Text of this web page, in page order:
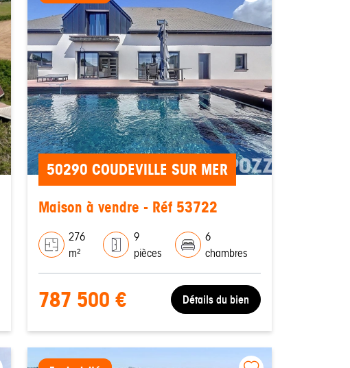
50290 COUDEVILLE SUR MER
Maison à vendre - Réf 53722
276
m²
9
pièces
6
chambres
787 500 € Détails du bien